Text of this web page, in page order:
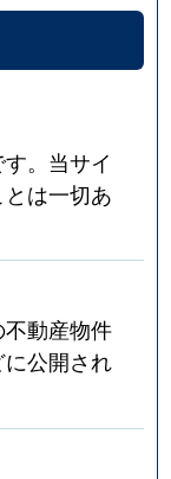
。当サイ
は一切あ
動産物件
公開され